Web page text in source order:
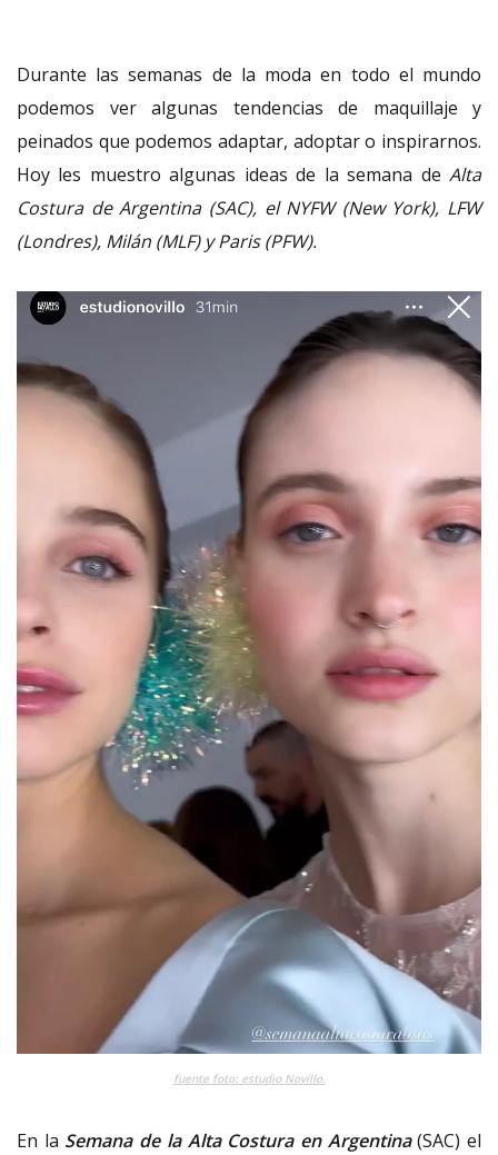
Durante las semanas de la moda en todo el mundo
podemos ver algunas tendencias de maquillaje y
peinados que podemos adaptar, adoptar o inspirarnos.
Hoy les muestro algunas ideas de la semana de Alta
Costura de Argentina (SAC), el NYFW (New York), LFW
(Londres), Milán (MLF) y Paris (PFW).
fuente foto: estudio Novillo.
En la Semana de la Alta Costura en Argentina(SAC) el